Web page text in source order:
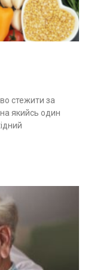
стежити за
якийсь один